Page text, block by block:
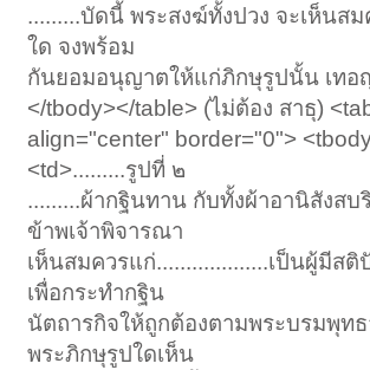
.........บัดนี้ พระสงฆ์ทั้งปวง จะเห็นส
ใด จงพร้อม
กันยอมอนุญาตให้แก่ภิกษุรูปนั้น เทอ
</tbody></table> (ไม่ต้อง สาธุ)
align="center" border="0">
<td>.........รูปที่ ๒
.........ผ้ากฐินทาน กับทั้งผ้าอานิสังสบ
ข้าพเจ้าพิจารณา
เห็นสมควรแก่...................เป็นผู้มีส
เพื่อกระทำกฐิน
นัตถารกิจให้ถูกต้องตามพระบรมพุท
พระภิกษุรูปใดเห็น